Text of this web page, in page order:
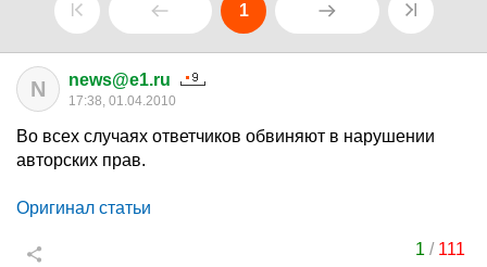
1
N news@e1.ru
17:38, 01.04.2010
Во всех случаях ответчиков обвиняют в нарушении
авторских прав.
Оригинал статьи
1 / 111